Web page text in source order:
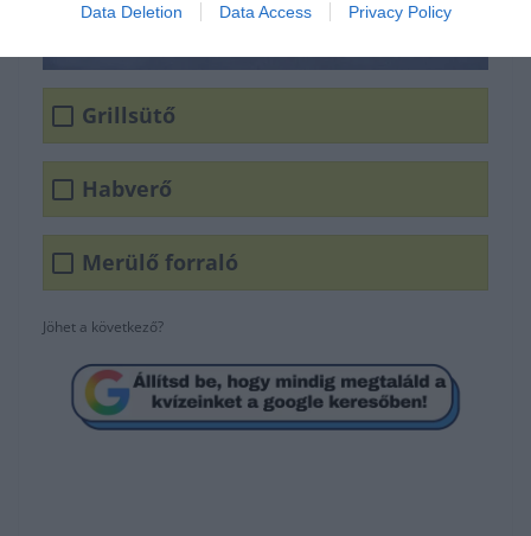
Data Deletion Data Access Privacy Policy
Grillsütő
Habverő
Merülő forraló
Jöhet a következő?